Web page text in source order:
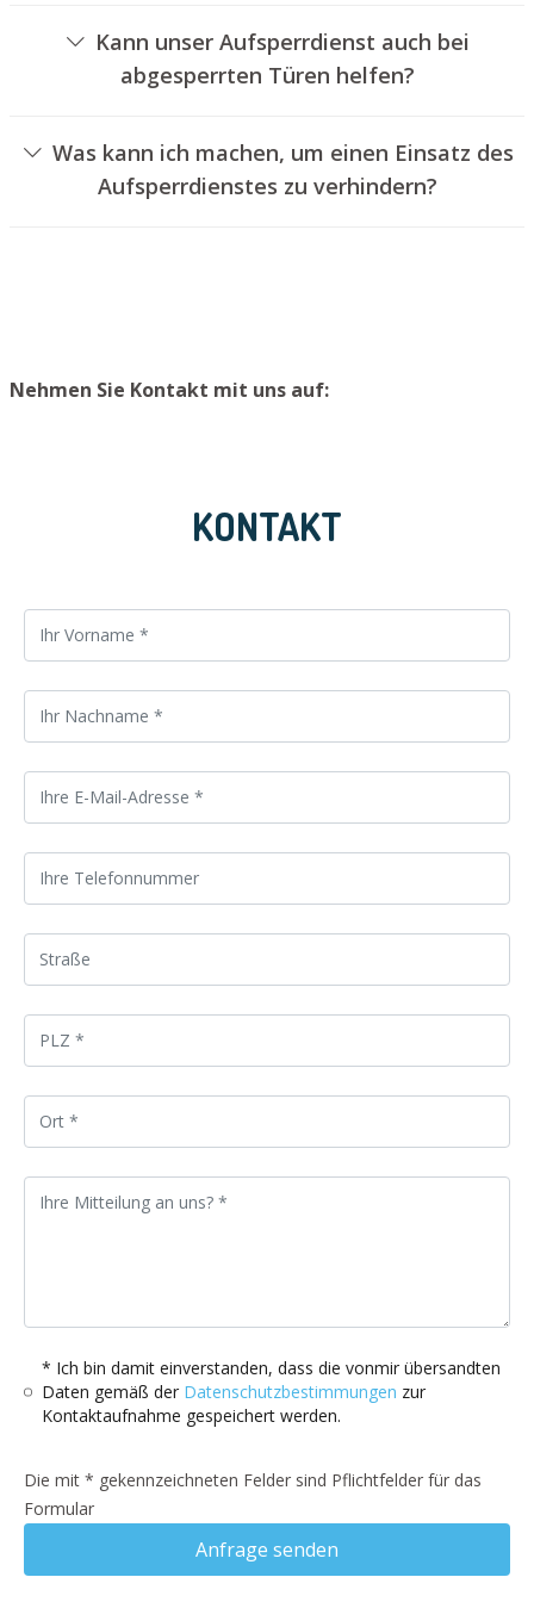
Schlössern an.Kann unser Aufsperrdienst auch bei
abgesperrten Türen helfen?
Dies kann jedoch normalerweise nicht geschehen, ohne
das Schloss aufzubohren. Wir setzen Ihnen jedoch einen
neuen Schließzylinder ein, sodass die Eingangstür wieder
Was kann ich machen, um einen Einsatz des
Aufsperrdienstes zu verhindern?
Nehmen Sie Kontakt mit uns auf:
KONTAKT
* Ich bin damit einverstanden, dass die vonmir übersandten
Daten gemäß der Datenschutzbestimmungen zur
Kontaktaufnahme gespeichert werden.
Die mit * gekennzeichneten Felder sind Pflichtfelder für das
Formular
Anfrage senden